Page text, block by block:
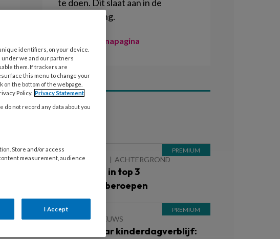
te doen. Dit slaat aan in de
kinderopvang.
Naar de themapagina
7 AUGUSTUS 2026 ACHTERGROND
Kinderopvang in top 3
ziekteverzuimberoepen
22 JUNI 2026 NIEUWS
Van droom naar kinderdagverblijf:
identifiers, on your device.
under we and our partners
them. If trackers are
this menu to change your
the bottom of the webpage.
Policy. Privacy Statement
do not record any data about you
Store and/or access
measurement, audience
I Accept